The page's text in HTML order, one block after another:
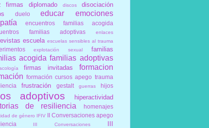
firmas
diplomado discos
disociación
duelo educar
emociones
encuentros familias acogida
familias adoptivas
enlaces
escuela escuelas sensibles al trauma
explotación sexual familias
acogida familias adoptivas
firmas invitadas
formacion
formación cursos apego trauma
frustración gestalt guerras hijos
adoptivos hiperactividad
de resiliencia homenajes
de género IFIV II Conversaciones apego
III Conversaciones
III